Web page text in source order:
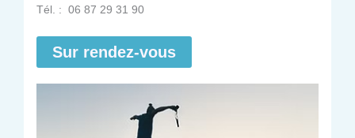
Tél. : 06 87 29 31 90
Sur rendez-vous